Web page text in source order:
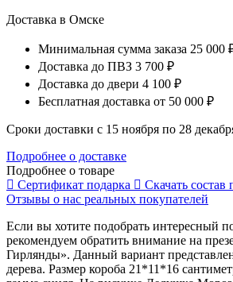
Доставка в Омске
Минимальная сумма заказа 25 000
Доставка до ПВЗ 3 700 ₽
Доставка до двери 4 100 ₽
Бесплатная доставка от 50 000 ₽
Сроки доставки с 15 ноября по 28
Подробнее о доставке
Подробнее о товаре
Сертификат подарка Скачать состав
Отзывы о нас реальных покупателей
Если вы хотите подобрать интересный
рекомендуем обратить внимание на
Гирлянды». Данный вариант
дерева. Размер короба 21*11*16